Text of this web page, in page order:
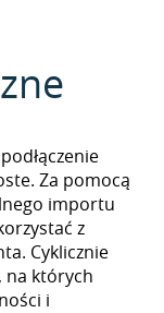
Za pomocą
importu
z
Cyklicznie
na których
i